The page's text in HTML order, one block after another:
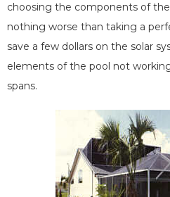
choosing the components of
nothing worse than taking a
save a few dollars on the solar
elements of the pool not
spans.